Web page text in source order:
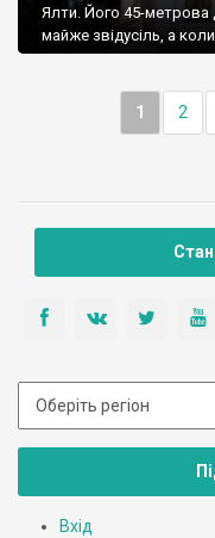
Ялти. Його 45-метрова
майже звідусіль, а
1 2
Вхід